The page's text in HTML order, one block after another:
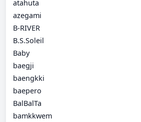
atahuta
azegami
B-RIVER
B.S.Soleil
Baby
baegji
baengkki
baepero
BalBalTa
bamkkwem